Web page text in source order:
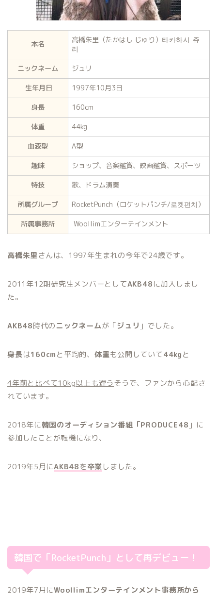
本名 高橋朱里（たかはし じゅり） 타카하시 쥬
리
ニックネーム
ジュリ
生年月日
1997年10月3日
身長
160cm
体重
44kg
血液型
A型
趣味
ショップ、音楽鑑賞、映画鑑賞、スポーツ
特技
歌、ドラム演奏
所属グループ
RocketPunch（ロケットパンチ/로켓펀치）
所属事務所
Woollimエンターテインメント
高橋朱里さんは、1997年生まれの今年で24歳です。
2011年12期研究生メンバーとしてAKB48に加入しまし
た。
AKB48時代のニックネームが「ジュリ 」でした。
身長は160cmと平均的、 体重も公開していて44kgと
4年前と比べて10kg以上も違うそうで、ファンから心配さ
れています。
2018年に韓国のオーディション番組「PRODUCE48 」に
参加したことが転機になり、
2019年5月にAKB48を卒業しました。
韓国で「RocketPunch」として再デビュー！
2019年7月にWoollimエンターテインメント事務所から